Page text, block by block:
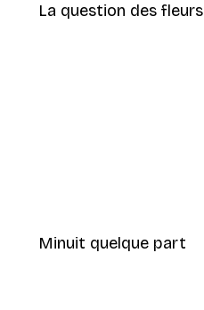
La question des fleurs
Minuit quelque part